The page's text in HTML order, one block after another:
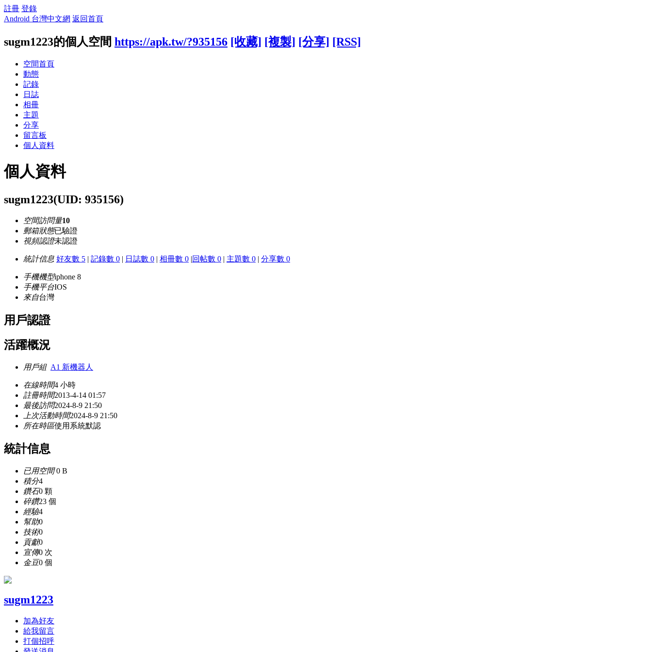
註冊 登錄
Android 台灣中文網 返回首頁
sugm1223的個人空間 https://apk.tw/?935156 [收藏] [複製] [分享] [RSS]
空間首頁
動態
記錄
日誌
相冊
主題
分享
留言板
個人資料
個人資料
sugm1223(UID: 935156)
空間訪問量10
郵箱狀態已驗證
視頻認證未認證
統計信息 好友數 5 | 記錄數 0 | 日誌數 0 | 相冊數 0 |回帖數 0 | 主題數 0 | 分享數 0
手機機型iphone 8
手機平台IOS
來自台灣
用戶認證
活躍概況
用戶組 A1 新機器人
在線時間4 小時
註冊時間2013-4-14 01:57
最後訪問2024-8-9 21:50
上次活動時間2024-8-9 21:50
所在時區使用系統默認
統計信息
已用空間0 B
積分4
鑽石0 顆
碎鑽23 個
經驗4
幫助0
技術0
貢獻0
宣傳0 次
金豆0 個
sugm1223
加為好友
給我留言
打個招呼